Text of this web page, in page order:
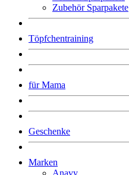
Zubehör Sparpakete
Töpfchentraining
für Mama
Geschenke
Marken
Anavy